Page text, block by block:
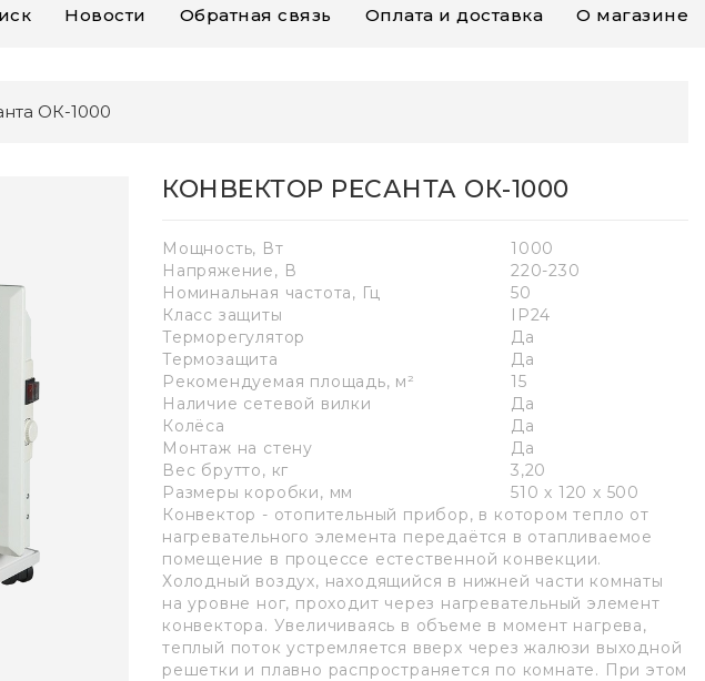
Новости Обратная связь Оплата и доставка О магазине
ОК-1000
КОНВЕКТОР РЕСАНТА ОК-1000
Мощность, Вт
1000
Напряжение, В
220-230
Номинальная частота, Гц
50
Класс защиты
IP24
Терморегулятор
Да
Термозащита
Да
Рекомендуемая площадь, м²
15
Наличие сетевой вилки
Да
Колёса
Да
Монтаж на стену
Да
Вес брутто, кг
3,20
Размеры коробки, мм
510 х 120 х 500
Конвектор - отопительный прибор, в котором тепло от
нагревательного элемента передаётся в отапливаемое
помещение в процессе естественной конвекции.
Холодный воздух, находящийся в нижней части комнаты
на уровне ног, проходит через нагревательный элемент
конвектора. Увеличиваясь в объеме в момент нагрева,
теплый поток устремляется вверх через жалюзи выходной
решетки и плавно распространяется по комнате. При этом